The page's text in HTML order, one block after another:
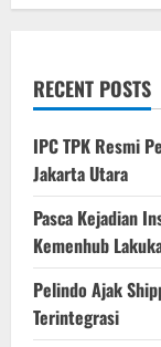
RECENT POSTS
IPC TPK Resmi
Jakarta Utara
Pasca Kejadian
Kemenhub
Pelindo Ajak
Terintegrasi